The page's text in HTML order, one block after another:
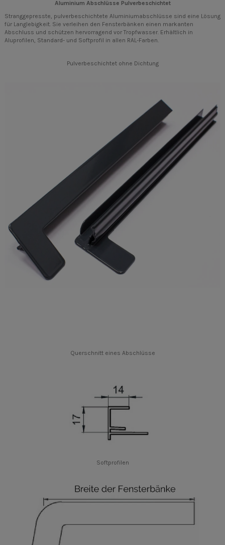
Aluminium Abschlüsse Pulverbeschichtet
Stranggepresste, pulverbeschichtete Aluminiumabschlüsse sind eine Lösung
für Langlebigkeit. Sie verleihen den Fensterbänken einen markanten
Abschluss und schützen hervorragend vor Tropfwasser. Erhältlich in
Aluprofilen, Standard- und Softprofil in allen RAL-Farben.
Pulverbeschichtet ohne Dichtung
Querschnitt eines Abschlüsse
Softprofilen